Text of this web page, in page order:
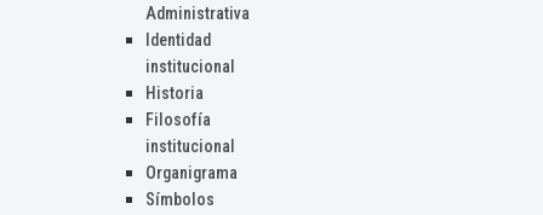
Administrativa
Identidad
institucional
Historia
Filosofía
institucional
Organigrama
Símbolos